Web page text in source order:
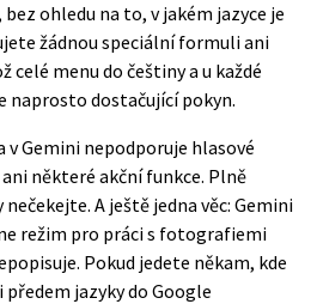
ohledu na to, v jakém jazyce je
žádnou speciální formuli ani
menu do češtiny a u každé
naprosto dostačující pokyn.
Gemini nepodporuje hlasové
některé akční funkce. Plně
A ještě jedna věc: Gemini
režim pro práci s fotografiemi
Pokud jedete někam, kde
jazyky do Google